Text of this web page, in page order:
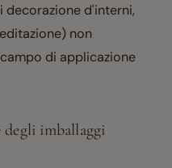
d'interni,
non
di applicazione
imballaggi